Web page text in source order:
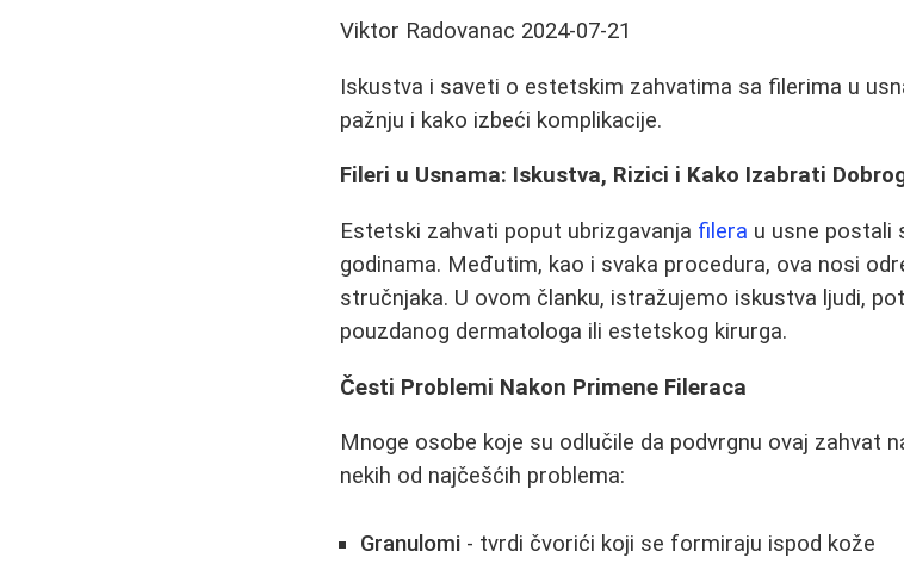
Viktor Radovanac 2024-07-21
Iskustva i saveti o estetskim zahvatima sa filerima u
pažnju i kako izbeći komplikacije.
Fileri u Usnama: Iskustva, Rizici i Kako Izabrati
Estetski zahvati poput ubrizgavanja filera u usne postali
godinama. Međutim, kao i svaka procedura, ova nosi
stručnjaka. U ovom članku, istražujemo iskustva ljudi,
pouzdanog dermatologa ili estetskog kirurga.
Česti Problemi Nakon Primene Fileraca
Mnoge osobe koje su odlučile da podvrgnu ovaj zahvat
nekih od najčešćih problema:
Granulomi - tvrdi čvorići koji se formiraju ispod kože